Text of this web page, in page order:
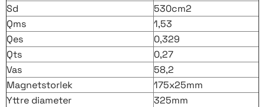
Sd
530cm2
Qms
1,53
Qes
0,329
Qts
0,27
Vas
58,2
Magnetstorlek
175x25mm
Yttre diameter
325mm